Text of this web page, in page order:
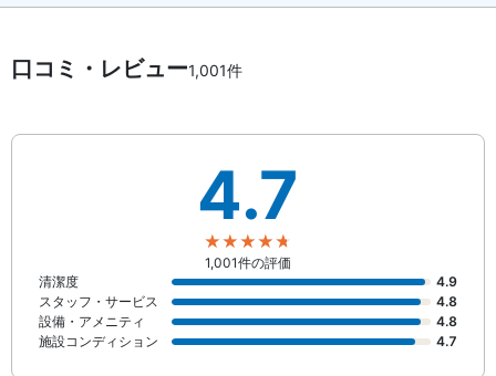
口コミ・レビュー1,001件
4.7
1,001件の評価
清潔度
4.9
スタッフ・サービス
4.8
設備・アメニティ
4.8
施設コンディション
4.7